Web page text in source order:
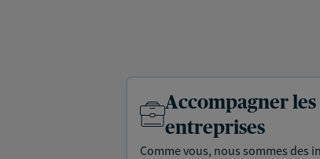
Accompagner
entreprises
Comme vous, nous sommes des